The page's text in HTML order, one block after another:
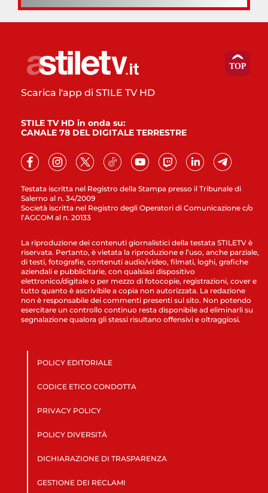
Testata iscritta nel Registro della Stampa presso il Tribunale di
Salerno al n. 34/2009
Società iscritta nel Registro degli Operatori di Comunicazione c/o
l’AGCOM al n. 20133
Scarica l'app di STILE TV HD
STILE TV HD in onda su:
CANALE 78 DEL DIGITALE TERRESTRE
La riproduzione dei contenuti giornalistici della testata STILETV è
riservata. Pertanto, è vietata la riproduzione e l’uso, anche parziale,
di testi, fotografie, contenuti audio/video, filmati, loghi, grafiche
aziendali e pubblicitarie, con qualsiasi dispositivo
elettronico/digitale o per mezzo di fotocopie, registrazioni, cover e
tutto quanto è ascrivibile a copia non autorizzata. La redazione
non è responsabile dei commenti presenti sul sito. Non potendo
esercitare un controllo continuo resta disponibile ad eliminarli su
segnalazione qualora gli stessi risultano offensivi e oltraggiosi.
POLICY EDITORIALE
CODICE ETICO CONDOTTA
PRIVACY POLICY
POLICY DIVERSITÀ
DICHIARAZIONE DI TRASPARENZA
GESTIONE DEI RECLAMI